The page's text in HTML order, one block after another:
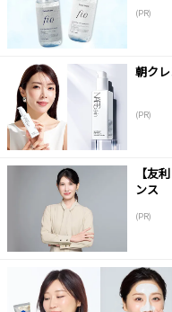
(PR)
朝ク
(PR)
【友
ンス
(PR)